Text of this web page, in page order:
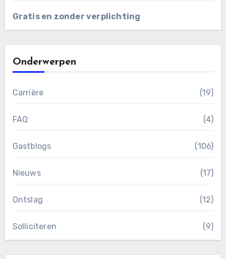
Gratis en zonder verplichting
Onderwerpen
Carrière (19)
FAQ (4)
Gastblogs (106)
Nieuws (17)
Ontslag (12)
Solliciteren (9)